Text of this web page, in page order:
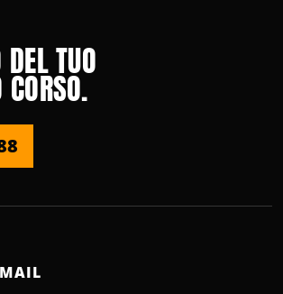
TUO